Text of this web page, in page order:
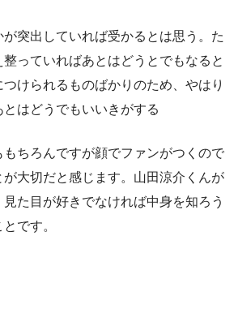
が突出していれば受かるとは思う。た
っていればあとはどうとでもなると
けられるものばかりのため、やはり
はどうでもいいきがする
もちろんですが顔でファンがつくので
が大切だと感じます。山田涼介くんが
た目が好きでなければ中身を知ろう
です。